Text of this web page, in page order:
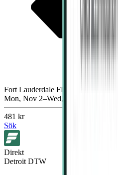
Fort Lauderdale FLL
Mon, Nov 2–Wed, Nov 4
481 kr
Sök
Direkt
Detroit DTW